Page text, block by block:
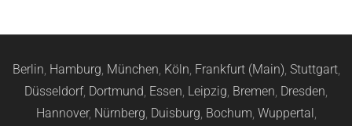
Berlin, Hamburg, München, Köln, Frankfurt (Main), Stuttgart,
Düsseldorf, Dortmund, Essen, Leipzig, Bremen, Dresden,
Hannover, Nürnberg, Duisburg, Bochum, Wuppertal,